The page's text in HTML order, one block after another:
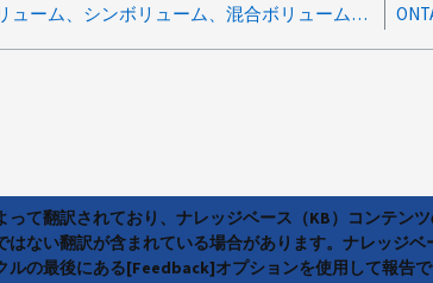
シックボリューム、シンボリューム、混合ボリュームの場合、`NETAPP-MIB::df64UsedKBytes.dfType` によって返される値は何か
て翻訳されており、ナレッジベース（KB）コンテン
ない翻訳が含まれている場合があります。ナレッジ
の最後にある[Feedback]オプションを使用して報告で